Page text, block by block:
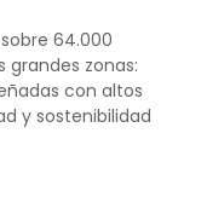
64.000
grandes zonas:
con altos
y sostenibilidad